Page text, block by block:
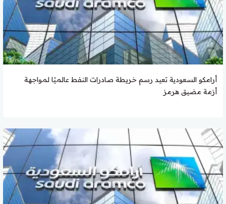
أرامكو السعودية تعيد رسم خريطة صادرات النفط عالميًا لمواجهة
أزمة مضيق هرمز